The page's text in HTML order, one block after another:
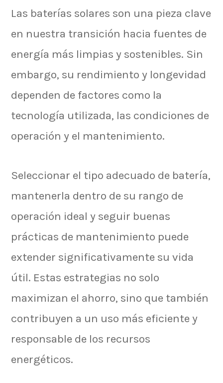
Las baterías solares son una pieza clave
en nuestra transición hacia fuentes de
energía más limpias y sostenibles. Sin
embargo, su rendimiento y longevidad
dependen de factores como la
tecnología utilizada, las condiciones de
operación y el mantenimiento.
Seleccionar el tipo adecuado de batería,
mantenerla dentro de su rango de
operación ideal y seguir buenas
prácticas de mantenimiento puede
extender significativamente su vida
útil. Estas estrategias no solo
maximizan el ahorro, sino que también
contribuyen a un uso más eficiente y
responsable de los recursos
energéticos.